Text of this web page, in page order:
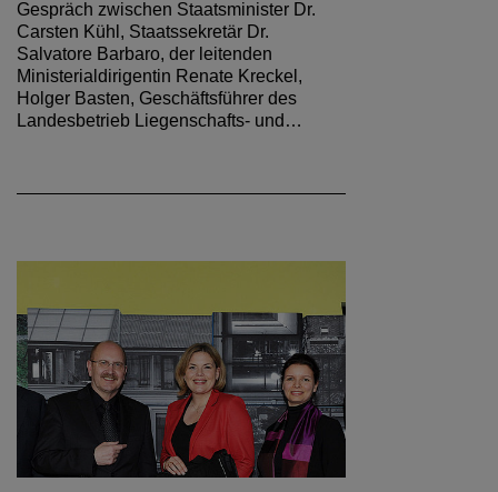
Gespräch zwischen Staatsminister Dr.
Carsten Kühl, Staatssekretär Dr.
Salvatore Barbaro, der leitenden
Ministerialdirigentin Renate Kreckel,
Holger Basten, Geschäftsführer des
Landesbetrieb Liegenschafts- und…